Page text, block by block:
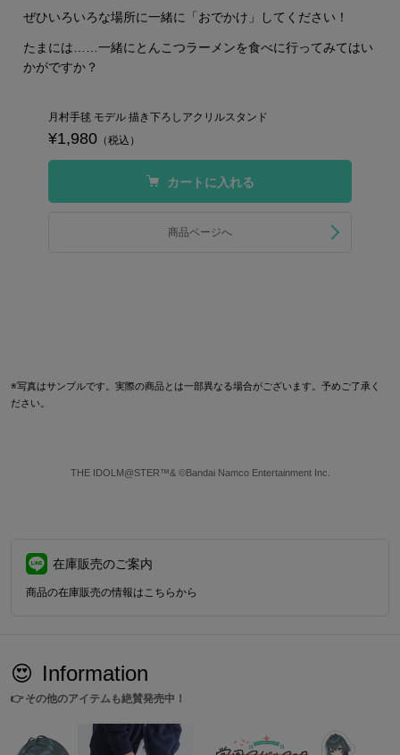
ぜひいろいろな場所に一緒に「おでかけ」してください！
たまには……一緒にとんこつラーメンを食べに行ってみてはい
かがですか？
月村手毬 モデル 描き下ろしアクリルスタンド
¥1,980 （税込）
カートに入れる
商品ページへ
※写真はサンプルです。実際の商品とは一部異なる場合がございます。予めご了承く
ださい。
THE IDOLM@STER™& ©Bandai Namco Entertainment Inc.
在庫販売のご案内
商品の在庫販売の情報はこちらから
😍 Information
👉その他のアイテムも絶賛発売中！